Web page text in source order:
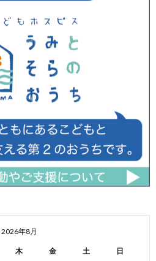
2026年8月
木 金 土 日